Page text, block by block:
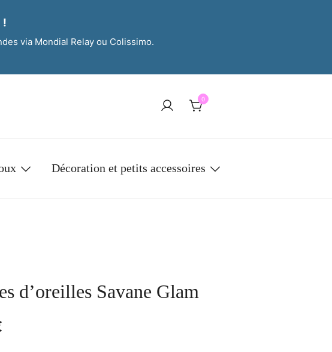
!
via Mondial Relay ou Colissimo.
0
Décoration et petits accessoires
d’oreilles Savane Glam